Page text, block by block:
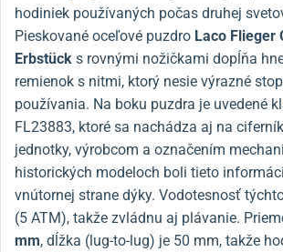
hodiniek používaných počas druhej
Pieskované oceľové puzdro Laco Flieger
Erbstück s rovnými nožičkami dopĺňa
remienok s nitmi, ktorý nesie výrazné
používania. Na boku puzdra je uvedené
FL23883, ktoré sa nachádza aj na
jednotky, výrobcom a označením
historických modeloch boli tieto
vnútornej strane dýky. Vodotesnosť
(5 ATM), takže zvládnu aj plávanie.
mm, dĺžka (lug-to-lug) je 50 mm, takže